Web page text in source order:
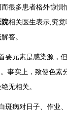
很多患者格外惊
院相关医生表示,究
答。
要元素是感染源，
事实上，致使色
无相关。
斑病对日子、作业